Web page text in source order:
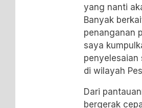
yang nanti
Banyak
penanganan
saya
penyelesaian
di wilayah
Dari
bergerak